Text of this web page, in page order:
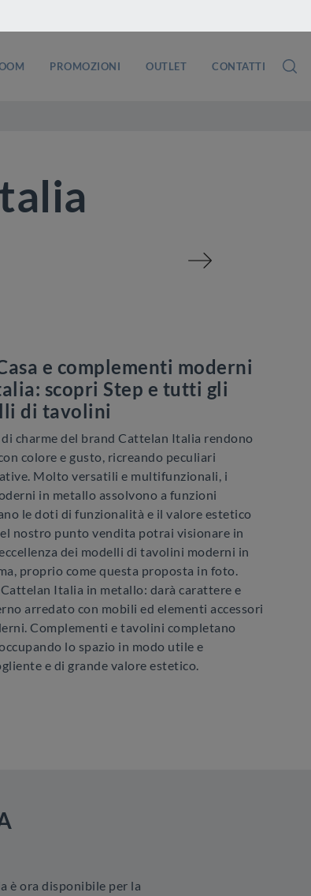
PROMOZIONI OUTLET CONTATTI
e complementi moderni
scopri Step e tutti gli
di tavolini
charme del brand Cattelan Italia rendono
colore e gusto, ricreando peculiari
Molto versatili e multifunzionali, i
in metallo assolvono a funzioni
le doti di funzionalità e il valore estetico
nostro punto vendita potrai visionare in
dei modelli di tavolini moderni in
proprio come questa proposta in foto.
Italia in metallo: darà carattere e
arredato con mobili ed elementi accessori
Complementi e tavolini completano
lo spazio in modo utile e
e di grande valore estetico.
è ora disponibile per la